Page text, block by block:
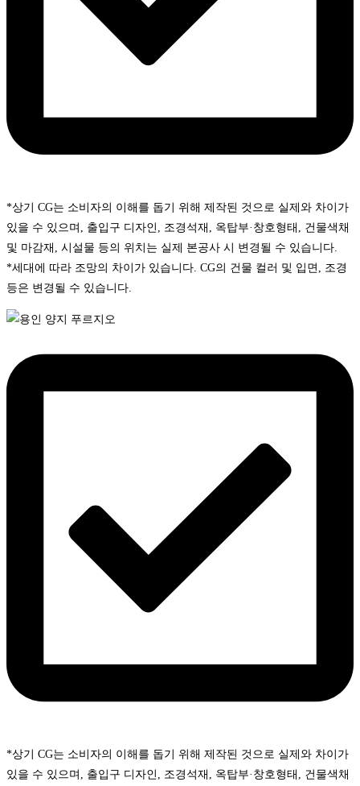
*상기 CG는 소비자의 이해를 돕기 위해 제작된 것으로 실제와 차이가
있을 수 있으며, 출입구 디자인, 조경석재, 옥탑부·창호형태, 건물색채
및 마감재, 시설물 등의 위치는 실제 본공사 시 변경될 수 있습니다.
*세대에 따라 조망의 차이가 있습니다. CG의 건물 컬러 및 입면, 조경
등은 변경될 수 있습니다.
*상기 CG는 소비자의 이해를 돕기 위해 제작된 것으로 실제와 차이가
있을 수 있으며, 출입구 디자인, 조경석재, 옥탑부·창호형태, 건물색채